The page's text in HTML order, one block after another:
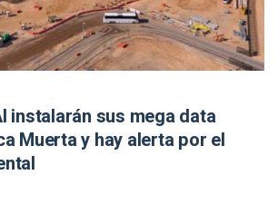
instalarán sus mega data
Muerta y hay alerta por el